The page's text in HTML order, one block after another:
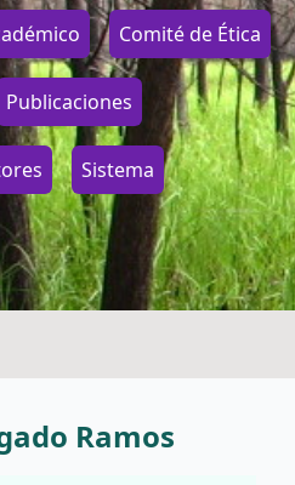
Comité de Ética
Publicaciones
Sistema
Ramos